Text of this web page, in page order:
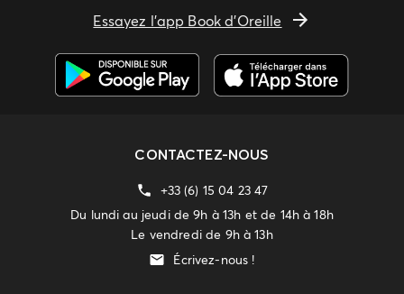
Essayez l'app Book d'Oreille
CONTACTEZ-NOUS
+33 (6) 15 04 23 47
Du lundi au jeudi de 9h à 13h et de 14h à 18h
Le vendredi de 9h à 13h
Écrivez-nous !